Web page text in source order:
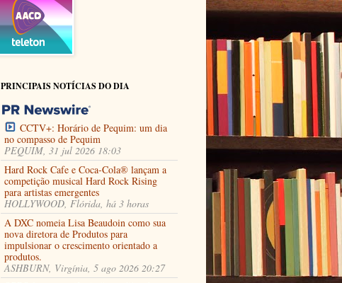
PRINCIPAIS NOTÍCIAS DO DIA
CCTV+: Horário de Pequim: um dia
no compasso de Pequim
PEQUIM, 31 jul 2026 18:03
Hard Rock Cafe e Coca-Cola® lançam a
competição musical Hard Rock Rising
para artistas emergentes
HOLLYWOOD, Flórida, há 3 horas
A DXC nomeia Lisa Beaudoin como sua
nova diretora de Produtos para
impulsionar o crescimento orientado a
produtos.
ASHBURN, Virgínia, 5 ago 2026 20:27